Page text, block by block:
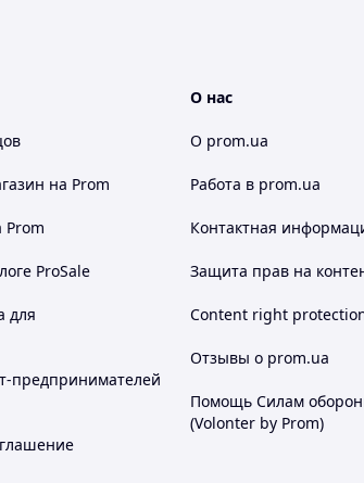
на Prom
Prom
ProSale
для
предпринимателей
О нас
О prom.ua
Работа в prom.ua
Контактная
Защита прав на
Content right
Отзывы о prom.ua
Помощь Силам
(Volonter by Prom)